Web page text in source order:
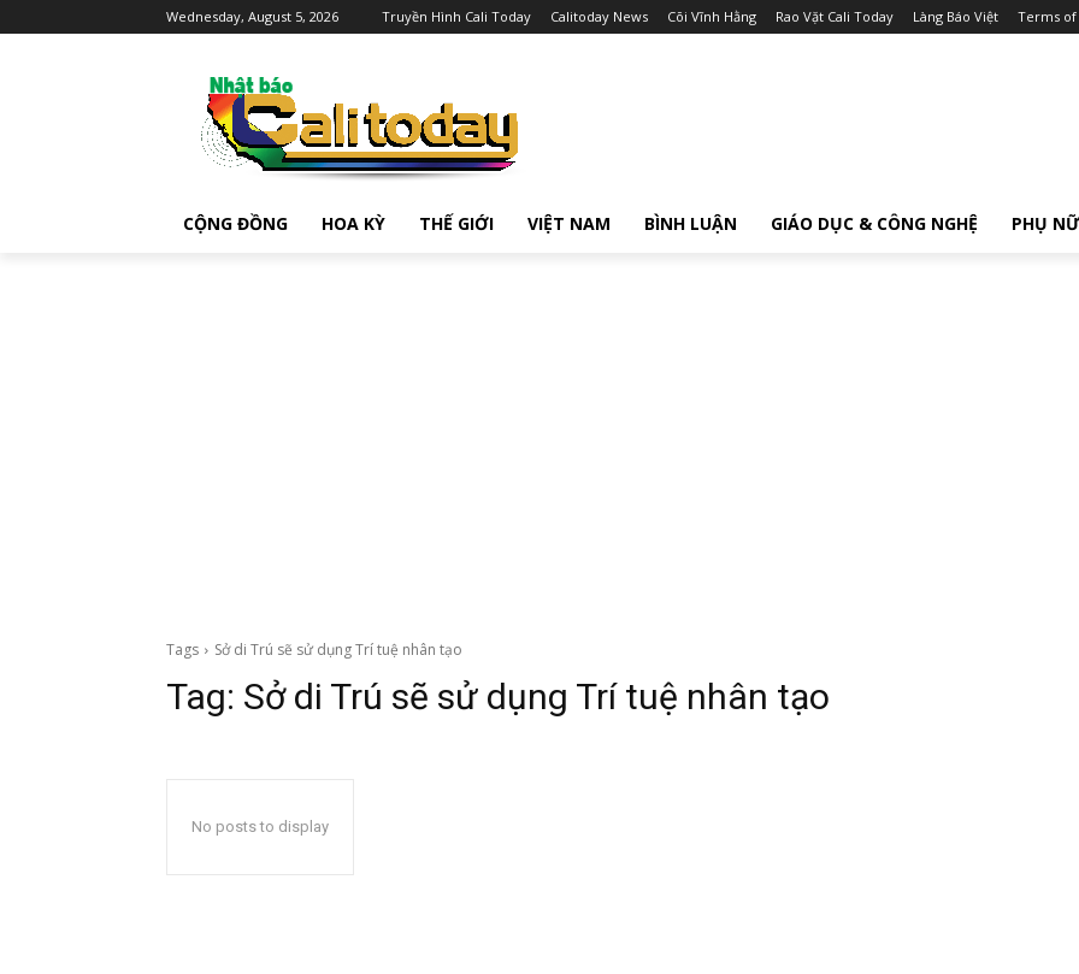
Wednesday, August 5, 2026 Truyền Hình Cali Today Calitoday News Cõi Vĩnh Hằng Rao Vặt Cali Today Làng Báo Việt Terms of
CỘNG ĐỒNG HOA KỲ THẾ GIỚI VIỆT NAM BÌNH LUẬN GIÁO DỤC & CÔNG NGHỆ PHỤ NỮ
Tags Sở di Trú sẽ sử dụng Trí tuệ nhân tạo
Tag: Sở di Trú sẽ sử dụng Trí tuệ nhân tạo
No posts to display